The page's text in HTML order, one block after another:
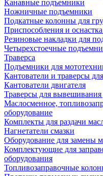
Канавные подъемники
Ножничные подъемники
Подкатные колонны для
Приспособления и
Резиновые накладки для
Четырехстоечные
Траверса
Подъемники для
Кантователи и траверсы
Кантователи двигателя
Траверсы для вывешивания
Маслосменное,
оборудование
Комплекты для раздачи
Нагнетатели смазки
Оборудование для замены
Комплектующие для
оборудования
Топливозаправочные